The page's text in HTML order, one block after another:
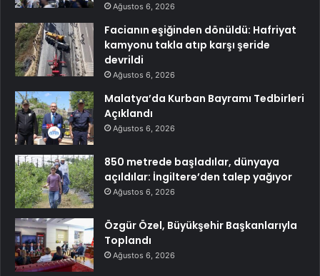
Ağustos 6, 2026
Facianın eşiğinden dönüldü: Hafriyat
kamyonu takla atıp karşı şeride
devrildi
Ağustos 6, 2026
Malatya’da Kurban Bayramı Tedbirleri
Açıklandı
Ağustos 6, 2026
850 metrede başladılar, dünyaya
açıldılar: İngiltere’den talep yağıyor
Ağustos 6, 2026
Özgür Özel, Büyükşehir Başkanlarıyla
Toplandı
Ağustos 6, 2026